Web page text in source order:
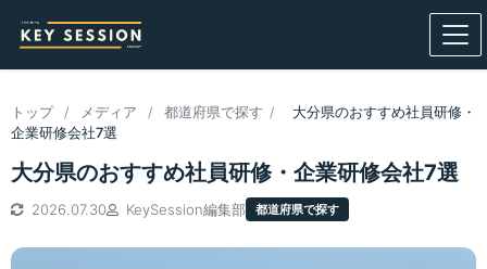
トップ / メディア / 都道府県で探す /
大分県のおすすめ社員研修・
企業研修会社7選
大分県のおすすめ社員研修・企業研修会社7選
2026.07.30 KeySession編集部 都道府県で探す